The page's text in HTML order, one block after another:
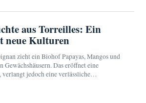
aus Torreilles: Ein
neue Kulturen
zieht ein Biohof Papayas, Mangos und
Gewächshäusern. Das eröffnet eine
jedoch eine verlässliche